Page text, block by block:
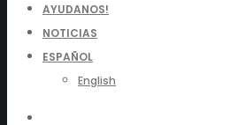
AYUDANOS!
NOTICIAS
ESPAÑOL
English